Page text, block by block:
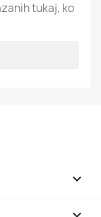
tukaj, ko
